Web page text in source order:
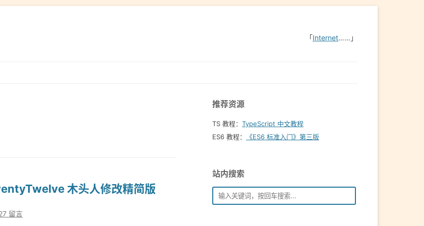
「Internet……」
木头人修改精简版
留言
推荐资源
TS 教程： TypeScript 中文教程
ES6 教程：
《ES6 标准入门》第三版
站内搜索